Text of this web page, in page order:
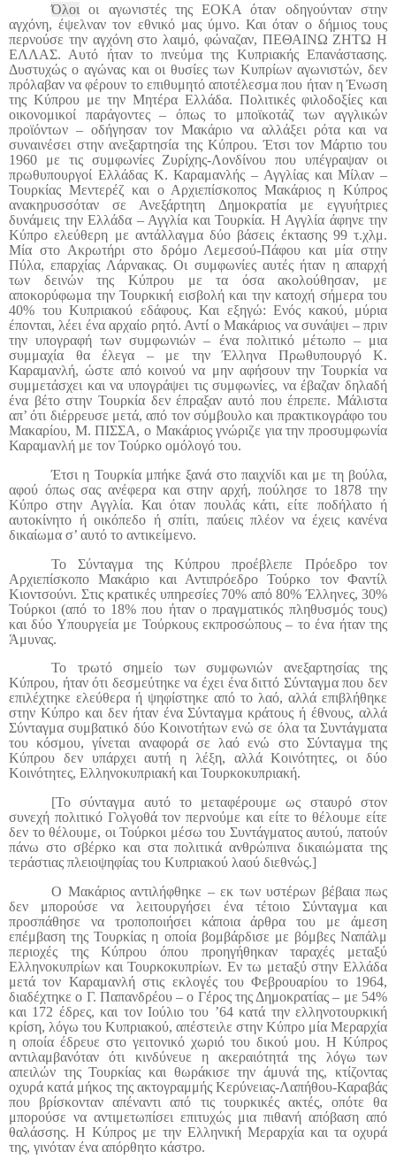
Όλοι οι αγωνιστές της ΕΟΚΑ όταν οδηγούνταν στην
αγχόνη, έψελναν τον εθνικό μας ύμνο. Και όταν ο δήμιος τους
περνούσε την αγχόνη στο λαιμό, φώναζαν, ΠΕΘΑΙΝΩ ΖΗΤΩ Η
ΕΛΛΑΣ. Αυτό ήταν το πνεύμα της Κυπριακής Επανάστασης.
Δυστυχώς ο αγώνας και οι θυσίες των Κυπρίων αγωνιστών, δεν
πρόλαβαν να φέρουν το επιθυμητό αποτέλεσμα που ήταν η Ένωση
της Κύπρου με την Μητέρα Ελλάδα. Πολιτικές φιλοδοξίες και
οικονομικοί παράγοντες – όπως το μποϊκοτάζ των αγγλικών
προϊόντων – οδήγησαν τον Μακάριο να αλλάξει ρότα και να
συναινέσει στην ανεξαρτησία της Κύπρου. Έτσι τον Μάρτιο του
1960 με τις συμφωνίες Ζυρίχης-Λονδίνου που υπέγραψαν οι
πρωθυπουργοί Ελλάδας Κ. Καραμανλής – Αγγλίας και Μίλαν –
Τουρκίας Μεντερέζ και ο Αρχιεπίσκοπος Μακάριος η Κύπρος
ανακηρυσσόταν σε Ανεξάρτητη Δημοκρατία με εγγυήτριες
δυνάμεις την Ελλάδα – Αγγλία και Τουρκία. Η Αγγλία άφηνε την
Κύπρο ελεύθερη με αντάλλαγμα δύο βάσεις έκτασης 99 τ.χλμ.
Μία στο Ακρωτήρι στο δρόμο Λεμεσού-Πάφου και μία στην
Πύλα, επαρχίας Λάρνακας. Οι συμφωνίες αυτές ήταν η απαρχή
των δεινών της Κύπρου με τα όσα ακολούθησαν, με
αποκορύφωμα την Τουρκική εισβολή και την κατοχή σήμερα του
40% του Κυπριακού εδάφους. Και εξηγώ: Ενός κακού, μύρια
έπονται, λέει ένα αρχαίο ρητό. Αντί ο Μακάριος να συνάψει – πριν
την υπογραφή των συμφωνιών – ένα πολιτικό μέτωπο – μια
συμμαχία θα έλεγα – με την Έλληνα Πρωθυπουργό Κ.
Καραμανλή, ώστε από κοινού να μην αφήσουν την Τουρκία να
συμμετάσχει και να υπογράψει τις συμφωνίες, να έβαζαν δηλαδή
ένα βέτο στην Τουρκία δεν έπραξαν αυτό που έπρεπε. Μάλιστα
απ’ ότι διέρρευσε μετά, από τον σύμβουλο και πρακτικογράφο του
Μακαρίου, Μ. ΠΙΣΣΑ, ο Μακάριος γνώριζε για την προσυμφωνία
Καραμανλή με τον Τούρκο ομόλογό του.
Έτσι η Τουρκία μπήκε ξανά στο παιχνίδι και με τη βούλα,
αφού όπως σας ανέφερα και στην αρχή, πούλησε το 1878 την
Κύπρο στην Αγγλία. Και όταν πουλάς κάτι, είτε ποδήλατο ή
αυτοκίνητο ή οικόπεδο ή σπίτι, παύεις πλέον να έχεις κανένα
δικαίωμα σ’ αυτό το αντικείμενο.
Το Σύνταγμα της Κύπρου προέβλεπε Πρόεδρο τον
Αρχιεπίσκοπο Μακάριο και Αντιπρόεδρο Τούρκο τον Φαντίλ
Κιοντσούνι. Στις κρατικές υπηρεσίες 70% από 80% Έλληνες, 30%
Τούρκοι (από το 18% που ήταν ο πραγματικός πληθυσμός τους)
και δύο Υπουργεία με Τούρκους εκπροσώπους – το ένα ήταν της
Άμυνας.
Το τρωτό σημείο των συμφωνιών ανεξαρτησίας της
Κύπρου, ήταν ότι δεσμεύτηκε να έχει ένα διττό Σύνταγμα που δεν
επιλέχτηκε ελεύθερα ή ψηφίστηκε από το λαό, αλλά επιβλήθηκε
στην Κύπρο και δεν ήταν ένα Σύνταγμα κράτους ή έθνους, αλλά
Σύνταγμα συμβατικό δύο Κοινοτήτων ενώ σε όλα τα Συντάγματα
του κόσμου, γίνεται αναφορά σε λαό ενώ στο Σύνταγμα της
Κύπρου δεν υπάρχει αυτή η λέξη, αλλά Κοινότητες, οι δύο
Κοινότητες, Ελληνοκυπριακή και Τουρκοκυπριακή.
[Το σύνταγμα αυτό το μεταφέρουμε ως σταυρό στον
συνεχή πολιτικό Γολγοθά τον περνούμε και είτε το θέλουμε είτε
δεν το θέλουμε, οι Τούρκοι μέσω του Συντάγματος αυτού, πατούν
πάνω στο σβέρκο και στα πολιτικά ανθρώπινα δικαιώματα της
τεράστιας πλειοψηφίας του Κυπριακού λαού διεθνώς.]
Ο Μακάριος αντιλήφθηκε – εκ των υστέρων βέβαια πως
δεν μπορούσε να λειτουργήσει ένα τέτοιο Σύνταγμα και
προσπάθησε να τροποποιήσει κάποια άρθρα του με άμεση
επέμβαση της Τουρκίας η οποία βομβάρδισε με βόμβες Ναπάλμ
περιοχές της Κύπρου όπου προηγήθηκαν ταραχές μεταξύ
Ελληνοκυπρίων και Τουρκοκυπρίων. Εν τω μεταξύ στην Ελλάδα
μετά τον Καραμανλή στις εκλογές του Φεβρουαρίου το 1964,
διαδέχτηκε ο Γ. Παπανδρέου – ο Γέρος της Δημοκρατίας – με 54%
και 172 έδρες, και τον Ιούλιο του ’64 κατά την ελληνοτουρκική
κρίση, λόγω του Κυπριακού, απέστειλε στην Κύπρο μία Μεραρχία
η οποία έδρευε στο γειτονικό χωριό του δικού μου. Η Κύπρος
αντιλαμβανόταν ότι κινδύνευε η ακεραιότητά της λόγω των
απειλών της Τουρκίας και θωράκισε την άμυνά της, κτίζοντας
οχυρά κατά μήκος της ακτογραμμής Κερύνειας-Λαπήθου-Καραβάς
που βρίσκονταν απέναντι από τις τουρκικές ακτές, οπότε θα
μπορούσε να αντιμετωπίσει επιτυχώς μια πιθανή απόβαση από
θαλάσσης. Η Κύπρος με την Ελληνική Μεραρχία και τα οχυρά
της, γινόταν ένα απόρθητο κάστρο.